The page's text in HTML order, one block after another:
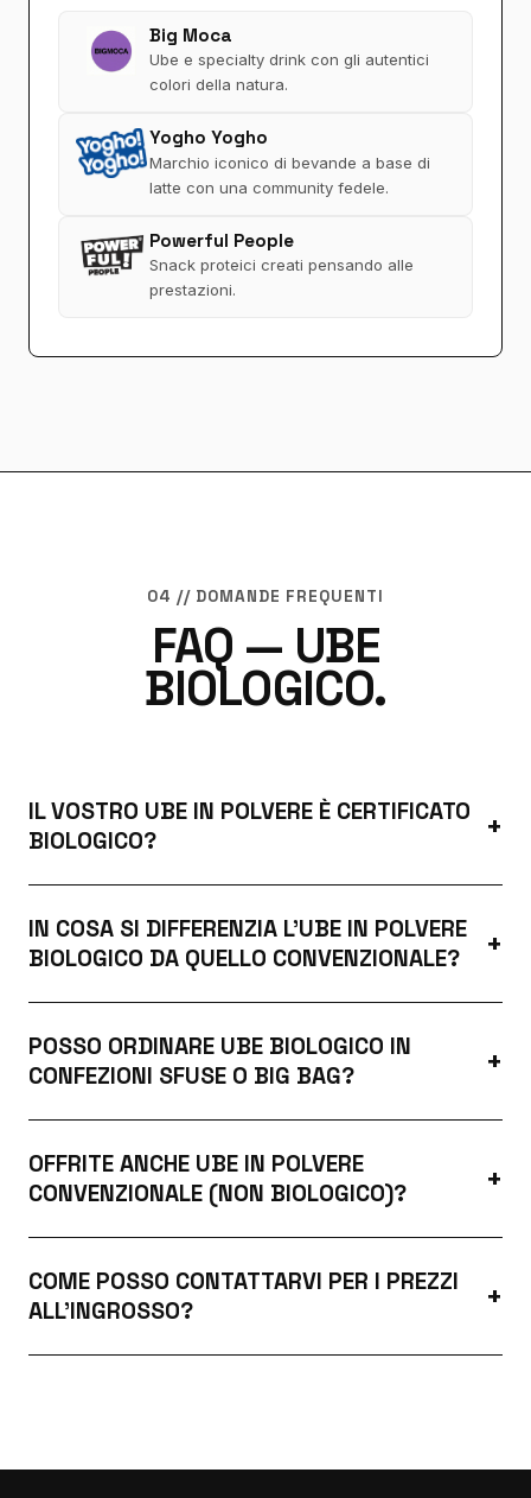
Big Moca
Ube e specialty drink con gli autentici
colori della natura.
Yogho Yogho
Marchio iconico di bevande a base di
latte con una community fedele.
Powerful People
Snack proteici creati pensando alle
prestazioni.
04 // DOMANDE FREQUENTI
FAQ — UBE
BIOLOGICO.
IL VOSTRO UBE IN POLVERE È CERTIFICATO
BIOLOGICO?
IN COSA SI DIFFERENZIA L'UBE IN POLVERE
BIOLOGICO DA QUELLO CONVENZIONALE?
POSSO ORDINARE UBE BIOLOGICO IN
CONFEZIONI SFUSE O BIG BAG?
OFFRITE ANCHE UBE IN POLVERE
CONVENZIONALE (NON BIOLOGICO)?
COME POSSO CONTATTARVI PER I PREZZI
ALL'INGROSSO?